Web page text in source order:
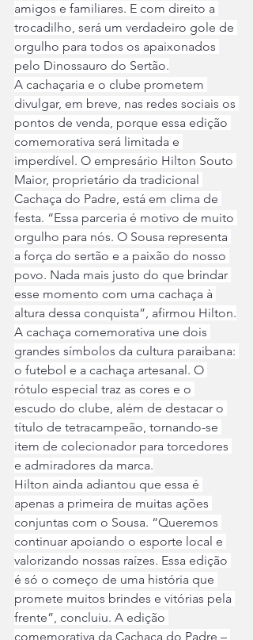
amigos e familiares. E com direito a
trocadilho, será um verdadeiro gole de
orgulho para todos os apaixonados
pelo Dinossauro do Sertão.
A cachaçaria e o clube prometem
divulgar, em breve, nas redes sociais os
pontos de venda, porque essa edição
comemorativa será limitada e
imperdível. O empresário Hilton Souto
Maior, proprietário da tradicional
Cachaça do Padre, está em clima de
festa. “Essa parceria é motivo de muito
orgulho para nós. O Sousa representa
a força do sertão e a paixão do nosso
povo. Nada mais justo do que brindar
esse momento com uma cachaça à
altura dessa conquista”, afirmou Hilton.
A cachaça comemorativa une dois
grandes símbolos da cultura paraibana:
o futebol e a cachaça artesanal. O
rótulo especial traz as cores e o
escudo do clube, além de destacar o
título de tetracampeão, tornando-se
item de colecionador para torcedores
e admiradores da marca.
Hilton ainda adiantou que essa é
apenas a primeira de muitas ações
conjuntas com o Sousa. “Queremos
continuar apoiando o esporte local e
valorizando nossas raízes. Essa edição
é só o começo de uma história que
promete muitos brindes e vitórias pela
frente”, concluiu. A edição
comemorativa da Cachaça do Padre –